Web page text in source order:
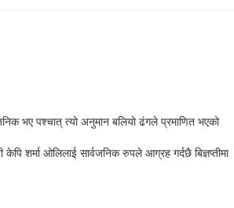
भए पश्चात् त्यो अनुमान बलियो ढंगले प्रमाणित भएको
शर्मा ओलिलाई सार्वजनिक रुपले आग्रह गर्दछै बिज्ञप्तीमा